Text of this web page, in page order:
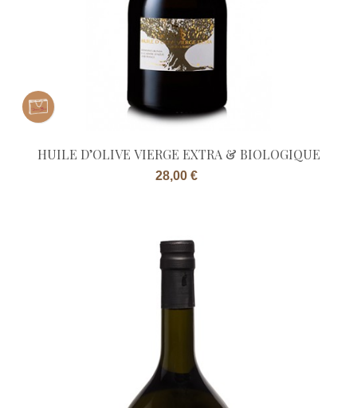
HUILE D’OLIVE VIERGE EXTRA & BIOLOGIQUE
Prix
28,00 €